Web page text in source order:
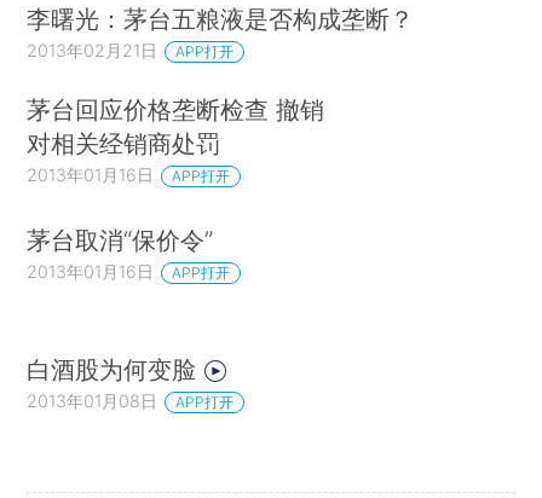
李曙光：茅台五粮液是否构成垄断？
2013年02月21日 APP打开
茅台回应价格垄断检查 撤销
对相关经销商处罚
2013年01月16日 APP打开
茅台取消“保价令”
2013年01月16日 APP打开
白酒股为何变脸
2013年01月08日 APP打开